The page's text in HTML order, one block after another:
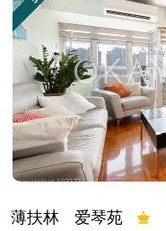
薄扶林 爱琴苑